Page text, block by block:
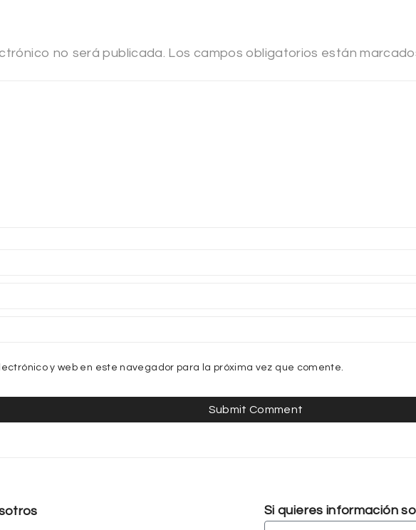
no será publicada. Los campos obligatorios están
y web en este navegador para la próxima vez que comente.
Si quieres información